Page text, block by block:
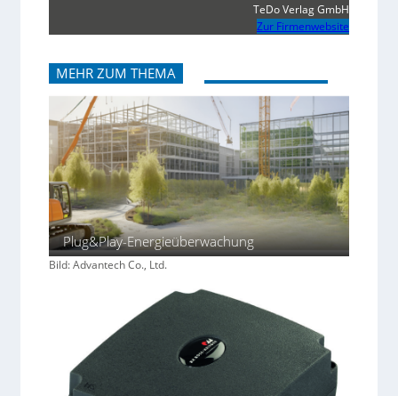
TeDo Verlag GmbH
Zur Firmenwebsite
MEHR ZUM THEMA
Plug&Play-Energieüberwachung
Bild: Advantech Co., Ltd.